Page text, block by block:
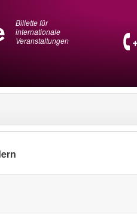
Billette für
internationale
Veranstaltungen